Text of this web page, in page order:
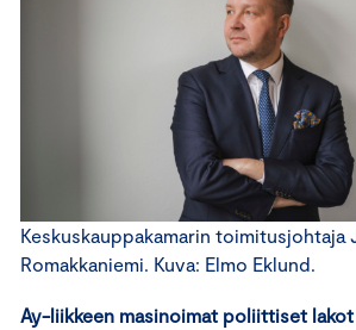
Keskuskauppakamarin toimitusjohtaja
Romakkaniemi. Kuva: Elmo Eklund.
Ay-liikkeen masinoimat poliittiset